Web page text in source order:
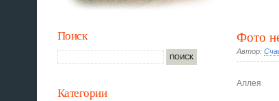
Фото
Автор:
Аллея
Поиск
Категории